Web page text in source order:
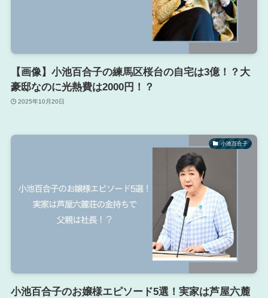
【画像】小池百合子の練馬区桜台の自宅は3億！？大
豪邸なのに光熱費は2000円！？
2025年10月20日
小池百合子
小池百合子のお嬢様エピソード5選！実家は芦屋六麓